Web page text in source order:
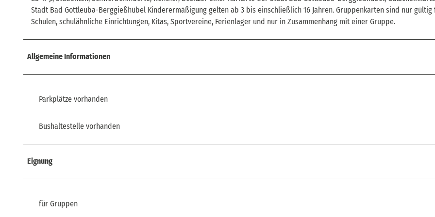
Stadt Bad Gottleuba-Berggießhübel Kinderermäßigung gelten ab 3 bis einschließlich 16 Jahren. Gruppenkarten sind nur gültig
Schulen, schulähnliche Einrichtungen, Kitas, Sportvereine, Ferienlager und nur in Zusammenhang mit einer Gruppe.
Allgemeine Informationen
Parkplätze vorhanden
Bushaltestelle vorhanden
Eignung
für Gruppen